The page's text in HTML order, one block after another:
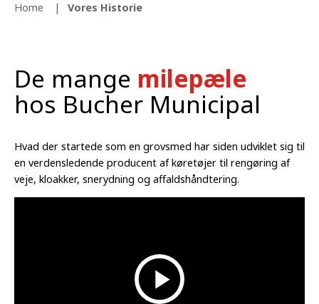
Home Vores Historie
De mange milepæle
hos Bucher Municipal
Hvad der startede som en grovsmed har siden udviklet sig til
en verdensledende producent af køretøjer til rengøring af
veje, kloakker, snerydning og affaldshåndtering.